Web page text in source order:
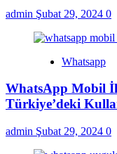
admin Şubat 29, 2024 0
Whatsapp
WhatsApp Mobil
Türkiye’deki
admin Şubat 29, 2024 0